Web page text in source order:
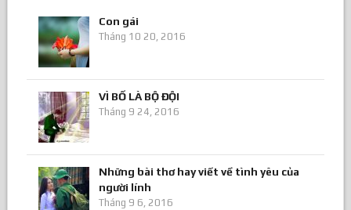
Con gái
Tháng 10 20, 2016
VÌ BỐ LÀ BỘ ĐỘI
Tháng 9 24, 2016
Những bài thơ hay viết về tình yêu của
người lính
Tháng 9 6, 2016